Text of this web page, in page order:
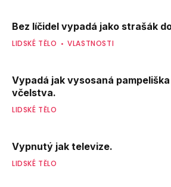
Bez líčidel vypadá jako strašák
LIDSKÉ TĚLO VLASTNOSTI
Vypadá jak vysosaná
včelstva.
LIDSKÉ TĚLO
Vypnutý jak televize.
LIDSKÉ TĚLO